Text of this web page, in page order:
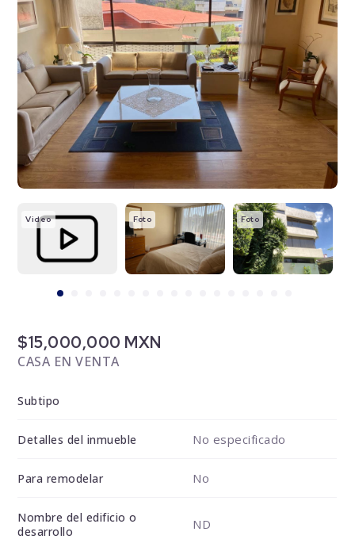
Video Foto Foto
$15,000,000 MXN
CASA EN VENTA
Subtipo
Detalles del inmueble No especificado
Para remodelar No
Nombre del edificio o
desarrollo
ND